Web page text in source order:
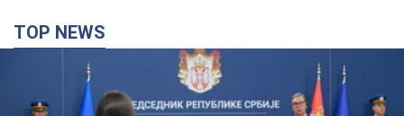
TOP NEWS